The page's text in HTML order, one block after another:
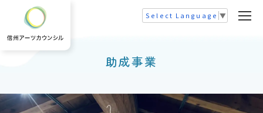
Select Language ▼
助成事業